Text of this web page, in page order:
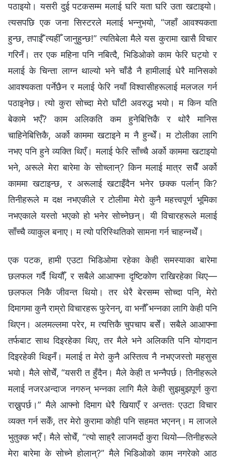
पठाइयो। यसरी दुई पटकसम्म मलाई घरि यता घरि उता खटाइयो।
त्यसपछि एक जना सिस्टरले मलाई भन्नुभयो, “जहाँ आवश्यकता
हुन्छ, तपाईँं त्यहीँ जानुहुन्छ!” त्यतिबेला मैले यस कुरामा खासै विचार
गरिनँ। तर एक महिना पनि नबित्दै, भिडिओको काम फेरि घट्यो र
मलाई के चिन्ता लाग्न थाल्यो भने चाँडै नै हामीलाई धेरै मानिसको
आवश्यकता पर्नेछैन र मलाई फेरि नयाँ विश्वासीहरूलाई मलजल गर्न
पठाइनेछ। त्यो कुरा सोच्दा मेरो घाँटी अवरुद्ध भयो। म किन यति
बेकामे भएँ? काम अलिकति कम हुनेबित्तिकै र थोरै मानिस
चाहिनेबित्तिकै, अर्को काममा खटाइने म नै हुन्थेँ। म टोलीका लागि
नभए पनि हुने व्यक्ति थिएँ। मलाई फेरि साँच्चै अर्को काममा खटाइयो
भने, अरूले मेरा बारेमा के सोच्लान्? किन मलाई मात्र सधैँ अर्को
काममा खटाइन्छ, र अरूलाई खटाइँदैन भनेर छक्क पर्लान् कि?
तिनीहरूले म दक्ष नभएकीले र टोलीमा मेरो कुनै महत्त्वपूर्ण भूमिका
नभएकाले यस्तो भएको हो भनेर सोच्नेछन्। यी विचारहरूले मलाई
साँच्चै व्याकुल बनाए। म त्यो परिस्थितिको सामना गर्न चाहन्नथेँ।
एक पटक, हामी एउटा भिडिओमा रहेका केही समस्याका बारेमा
छलफल गर्दै थियौँ, र सबैले आआफ्ना दृष्टिकोण राखिरहेका थिए—
छलफल निकै जीवन्त थियो। तर धेरै बेरसम्म सोच्दा पनि, मेरो
दिमागमा कुनै राम्रो विचारहरू फुरेनन्, वा भनौँ भन्नका लागि केही पनि
थिएन। अलमल्लमा परेर, म त्यत्तिकै चुपचाप बसेँ। सबैले आआफ्ना
तर्फबाट साथ दिइरहेका थिए, तर मैले भने अलिकति पनि योगदान
दिइरहेकी थिइनँ। मलाई त मेरो कुनै अस्तित्व नै नभएजस्तो महसुस
भयो। मैले सोचेँ, “यसरी त हुँदैन। मैले केही त भन्नैपर्छ। तिनीहरूले
मलाई नजरअन्दाज नगरुन् भन्नका लागि मैले केही सुझबुझपूर्ण कुरा
राख्नुपर्छ।” मैले आफ्नो दिमाग धेरै खियाएँ र अन्ततः एउटा विचार
व्यक्त गर्न सकेँ, तर मेरो कुरामा कोही पनि सहमत भएनन्। म लाजले
भुतुक्क भएँ। मैले सोचेँ, “त्यो साह्रै लाजमर्दो कुरा थियो—तिनीहरूले
मेरा बारेमा के सोच्ने होलान्?” मैले भिडिओको काम नगरेको आठ